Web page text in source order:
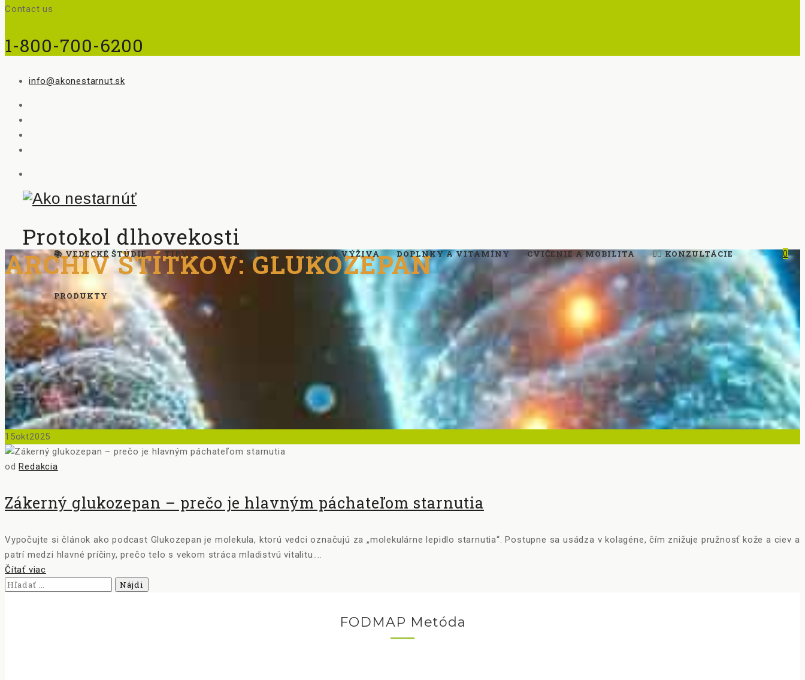
Contact us
1-800-700-6200
info@akonestarnut.sk
Protokol dlhovekosti
0
📚 VEDECKÉ ŠTÚDIE TIPY PROTI STARNUTIU JEDLO A VÝŽIVA DOPLNKY A VITAMÍNY CVIČENIE A MOBILITA 🧑‍⚕️ KONZULTÁCIE
PRODUKTY
ARCHÍV ŠTÍTKOV:GLUKOZEPAN
15okt2025
odRedakcia
Zákerný glukozepan – prečo je hlavným páchateľom starnutia
Vypočujte si článok ako podcast Glukozepan je molekula, ktorú vedci označujú za „molekulárne lepidlo starnutia“. Postupne sa usádza v kolagéne, čím znižuje pružnosť kože a ciev a
patrí medzi hlavné príčiny, prečo telo s vekom stráca mladistvú vitalitu....
Čítať viac
Hľadať:
FODMAP Metóda